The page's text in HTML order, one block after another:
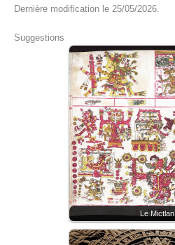
Dernière modification le 25/05/2026.
Suggestions
Le Mictlan